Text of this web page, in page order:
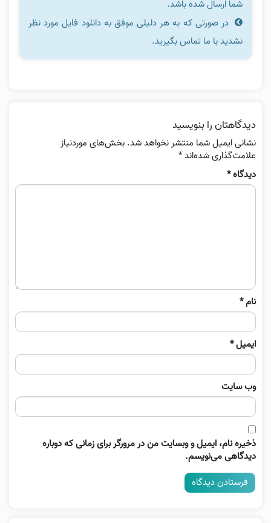
شما ارسال شده باشد.
در صورتی که به هر دلیلی موفق به دانلود فایل مورد نظر
نشدید با ما تماس بگیرید.
دیدگاهتان را بنویسید
نشانی ایمیل شما منتشر نخواهد شد. بخش‌های موردنیاز
علامت‌گذاری شده‌اند*
دیدگاه*
نام*
ایمیل*
وب‌ سایت
ذخیره نام، ایمیل و وبسایت من در مرورگر برای زمانی که دوباره
دیدگاهی می‌نویسم.